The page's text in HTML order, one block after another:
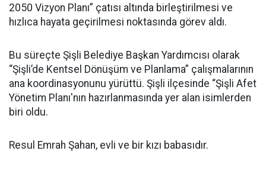
2050 Vizyon Planı” çatısı altında birleştirilmesi ve
hızlıca hayata geçirilmesi noktasında görev aldı.
Bu süreçte Şişli Belediye Başkan Yardımcısı olarak
“Şişli’de Kentsel Dönüşüm ve Planlama” çalışmalarının
ana koordinasyonunu yürüttü. Şişli ilçesinde “Şişli Afet
Yönetim Planı'nın hazırlanmasında yer alan isimlerden
biri oldu.
Resul Emrah Şahan, evli ve bir kızı babasıdır.